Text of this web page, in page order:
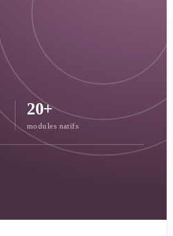
20+
modules natifs